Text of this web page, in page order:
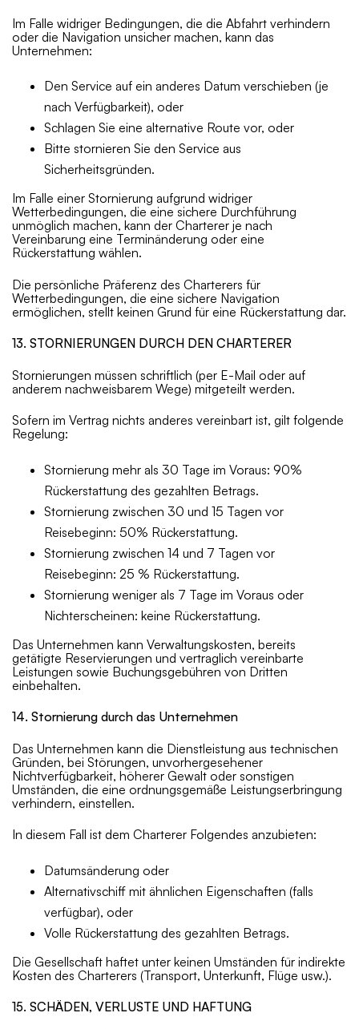
Im Falle widriger Bedingungen, die die Abfahrt verhindern
oder die Navigation unsicher machen, kann das
Unternehmen:
Den Service auf ein anderes Datum verschieben (je
nach Verfügbarkeit), oder
Schlagen Sie eine alternative Route vor, oder
Bitte stornieren Sie den Service aus
Sicherheitsgründen.
Im Falle einer Stornierung aufgrund widriger
Wetterbedingungen, die eine sichere Durchführung
unmöglich machen, kann der Charterer je nach
Vereinbarung eine Terminänderung oder eine
Rückerstattung wählen.
Die persönliche Präferenz des Charterers für
Wetterbedingungen, die eine sichere Navigation
ermöglichen, stellt keinen Grund für eine Rückerstattung dar.
13. STORNIERUNGEN DURCH DEN CHARTERER
Stornierungen müssen schriftlich (per E-Mail oder auf
anderem nachweisbarem Wege) mitgeteilt werden.
Sofern im Vertrag nichts anderes vereinbart ist, gilt folgende
Regelung:
Stornierung mehr als 30 Tage im Voraus: 90%
Rückerstattung des gezahlten Betrags.
Stornierung zwischen 30 und 15 Tagen vor
Reisebeginn: 50% Rückerstattung.
Stornierung zwischen 14 und 7 Tagen vor
Reisebeginn: 25 % Rückerstattung.
Stornierung weniger als 7 Tage im Voraus oder
Nichterscheinen: keine Rückerstattung.
Das Unternehmen kann Verwaltungskosten, bereits
getätigte Reservierungen und vertraglich vereinbarte
Leistungen sowie Buchungsgebühren von Dritten
einbehalten.
14. Stornierung durch das Unternehmen
Das Unternehmen kann die Dienstleistung aus technischen
Gründen, bei Störungen, unvorhergesehener
Nichtverfügbarkeit, höherer Gewalt oder sonstigen
Umständen, die eine ordnungsgemäße Leistungserbringung
verhindern, einstellen.
In diesem Fall ist dem Charterer Folgendes anzubieten:
Datumsänderung oder
Alternativschiff mit ähnlichen Eigenschaften (falls
verfügbar), oder
Volle Rückerstattung des gezahlten Betrags.
Die Gesellschaft haftet unter keinen Umständen für indirekte
Kosten des Charterers (Transport, Unterkunft, Flüge usw.).
15. SCHÄDEN, VERLUSTE UND HAFTUNG